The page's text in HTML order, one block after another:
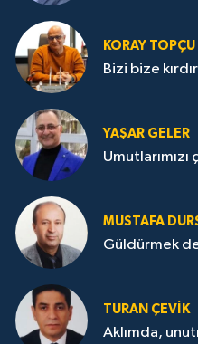
KORAY TOPÇU
Bizi bize
YAŞAR GELER
Umutlarımızı
MUSTAFA
Güldürmek
TURAN ÇEVİK
Aklımda,